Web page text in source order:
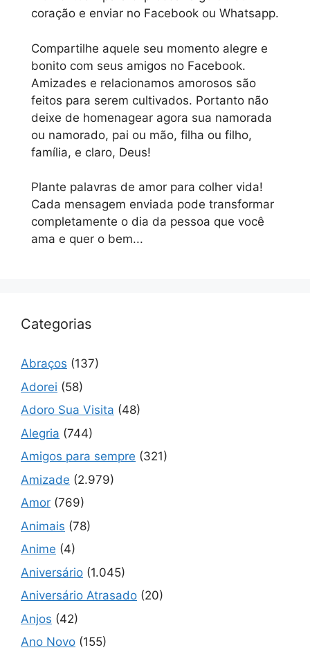
coração e enviar no Facebook ou Whatsapp.
Compartilhe aquele seu momento alegre e
bonito com seus amigos no Facebook.
Amizades e relacionamos amorosos são
feitos para serem cultivados. Portanto não
deixe de homenagear agora sua namorada
ou namorado, pai ou mão, filha ou filho,
família, e claro, Deus!
Plante palavras de amor para colher vida!
Cada mensagem enviada pode transformar
completamente o dia da pessoa que você
ama e quer o bem...
Categorias
Abraços (137)
Adorei (58)
Adoro Sua Visita (48)
Alegria (744)
Amigos para sempre (321)
Amizade (2.979)
Amor (769)
Animais (78)
Anime (4)
Aniversário (1.045)
Aniversário Atrasado (20)
Anjos (42)
Ano Novo (155)